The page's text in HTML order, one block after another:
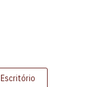
Escritório